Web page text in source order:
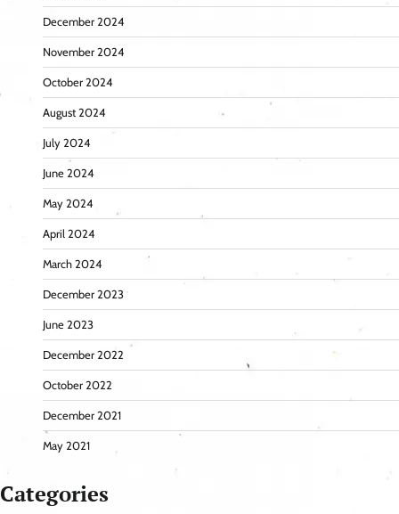
December 2024
November 2024
October 2024
August 2024
July 2024
June 2024
May 2024
April 2024
March 2024
December 2023
June 2023
December 2022
October 2022
December 2021
May 2021
Categories